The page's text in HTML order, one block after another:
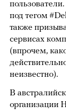
под тегом
также
сервисах
(впрочем,
неизвестно).
В
организации